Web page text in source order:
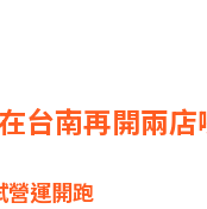
台南再開兩店
營運開跑